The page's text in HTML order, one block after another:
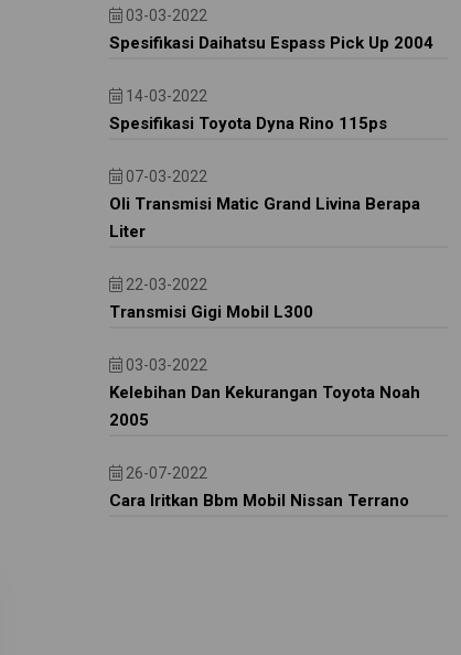
03-03-2022
Spesifikasi Daihatsu Espass Pick Up 2004
14-03-2022
Spesifikasi Toyota Dyna Rino 115ps
07-03-2022
Oli Transmisi Matic Grand Livina Berapa
Liter
22-03-2022
Transmisi Gigi Mobil L300
03-03-2022
Kelebihan Dan Kekurangan Toyota Noah
2005
26-07-2022
Cara Iritkan Bbm Mobil Nissan Terrano